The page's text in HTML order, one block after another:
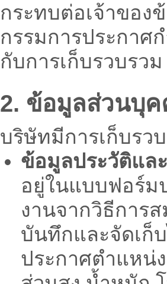
กระทบต่อเจ้าขอ
กรรมการประกาศ
กับการเก็บรวบรว
2. ข้อมูลส่วนบุค
บริษัทมีการเก็บรว
ข้อมูลประวัติแล
อยู่ในแบบฟอร์ม
งานจากวิธีการ
บันทึกและจัดเก็
ประกาศตำแหน่